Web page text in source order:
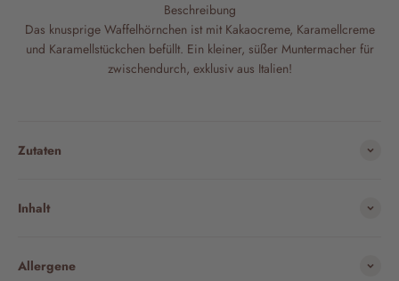
Beschreibung
Das knusprige Waffelhörnchen ist mit Kakaocreme, Karamellcreme
und Karamellstückchen befüllt. Ein kleiner, süßer Muntermacher für
zwischendurch, exklusiv aus Italien!
Zutaten
Inhalt
Allergene